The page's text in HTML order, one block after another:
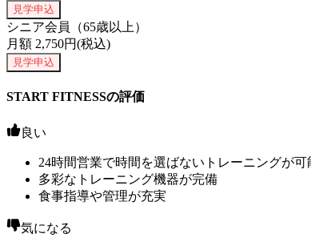
見学申込
シニア会員（65歳以上）
月額 2,750円(税込)
見学申込
START FITNESSの評価
良い
24時間営業で時間を選ばないトレーニングが可
多彩なトレーニング機器が完備
食事指導や管理が充実
気になる